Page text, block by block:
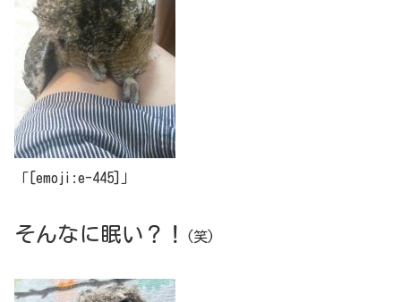
「[emoji:e-445]」
そんなに眠い？！ (笑)